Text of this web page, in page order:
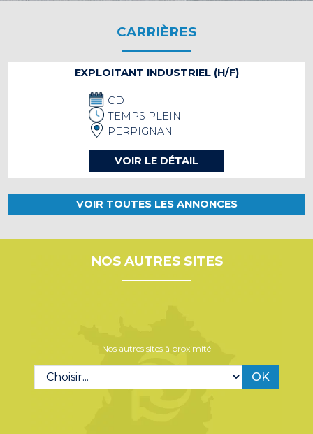
CARRIÈRES
EXPLOITANT INDUSTRIEL (H/F)
CDI
TEMPS PLEIN
PERPIGNAN
VOIR LE DÉTAIL
VOIR TOUTES LES ANNONCES
NOS AUTRES SITES
Nos autres sites à proximité
OK